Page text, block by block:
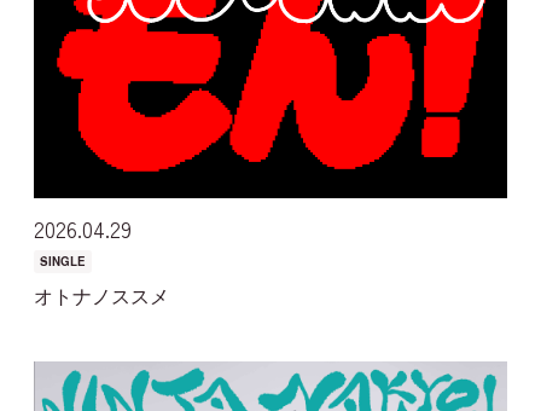
JOIN LOGIN
MOVIE
GALLERY
TICKET
MAIL MAGAZINE
BIRTHDAY MAIL
202604 29
SINGLE
オトナノススメ